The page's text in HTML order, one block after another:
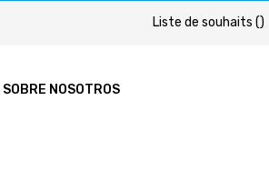
Liste de souhaits ()
SOBRE NOSOTROS